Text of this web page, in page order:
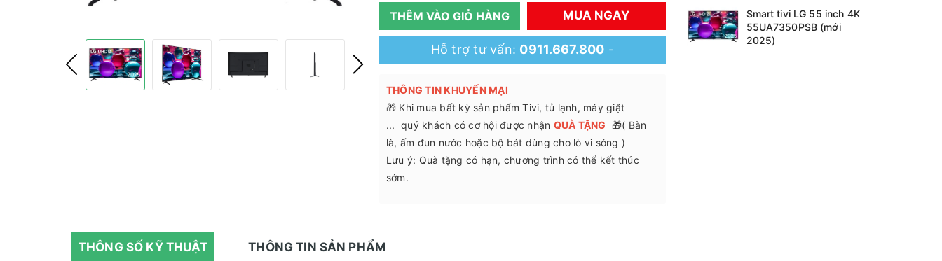
THÊM VÀO GIỎ HÀNG MUA NGAY
Hỗ trợ tư vấn: 0911.667.800 -
THÔNG TIN KHUYẾN MẠI
🎁 Khi mua bất kỳ sản phẩm Tivi, tủ lạnh, máy giặt
... quý khách có cơ hội được nhận QUÀ TẶNG 🎁( Bàn
là, ấm đun nước hoặc bộ bát dùng cho lò vi sóng )
Lưu ý: Quà tặng có hạn, chương trình có thể kết thúc
sớm.
THÔNG SỐ KỸ THUẬT THÔNG TIN SẢN PHẨM
Smart tivi LG 55 inch 4K
55UA7350PSB (mới
2025)